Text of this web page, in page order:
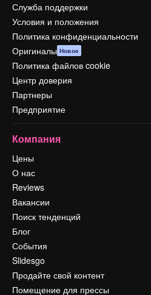
Служба поддержки
Условия и положения
Политика конфиденциальности
Оригиналы Новое
Политика файлов cookie
Центр доверия
Партнеры
Предприятие
Компания
Цены
О нас
Reviews
Вакансии
Поиск тенденций
Блог
События
Slidesgo
Продайте свой контент
Помещение для прессы